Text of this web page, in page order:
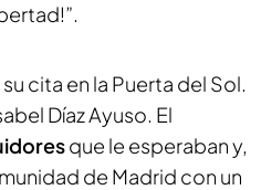
cita en la Puerta del Sol.
Díaz Ayuso. El
que le esperaban y,
de Madrid con un